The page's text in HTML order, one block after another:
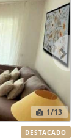
1/13
DESTACADO